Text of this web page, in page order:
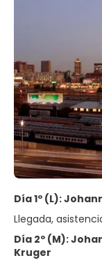
Día 1º (L):
Llegada,
Día 2º (M):
Kruger